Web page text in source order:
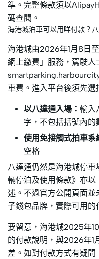
準。完整條款須以
碼查閱。
海港城泊車可以用咩付款？
海港城由2026年1月8日
網上繳費」服務，駕駛人
車費。進入平台後須先選
以八達通入場： 輸入
字，不包括括號內的
使用免接觸式拍車系
空格
八達通仍然是海港城停
輛停泊及使用條款》亦
述。不過官方公開頁面
子錢包品牌，實際可用的
要留意，海港城2025年
的付款說明，與2026年1
差。如對付款方式有疑